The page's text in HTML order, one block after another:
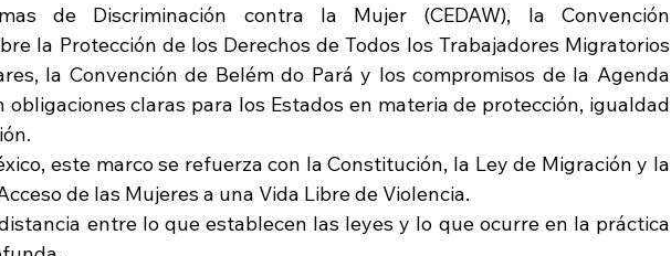
de Discriminación contra la Mujer (CEDAW), la Convención
la Protección de los Derechos de Todos los Trabajadores Migratorios
la Convención de Belém do Pará y los compromisos de la Agenda
obligaciones claras para los Estados en materia de protección, igualdad
este marco se refuerza con la Constitución, la Ley de Migración y la
de las Mujeres a una Vida Libre de Violencia.
entre lo que establecen las leyes y lo que ocurre en la práctica